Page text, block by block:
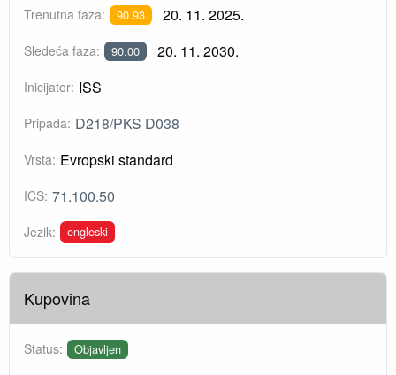
Trenutna faza: 90.93 20. 11. 2025.
Sledeća faza: 90.00 20. 11. 2030.
Inicijator: ISS
Pripada: D218/PKS D038
Vrsta: Evropski standard
ICS: 71.100.50
Jezik: engleski
Kupovina
Status: Objavljen